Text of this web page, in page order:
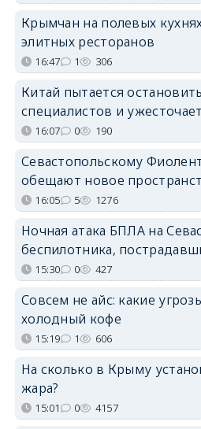
Крымчан на полевых
элитных ресторанов
16:47 1 306
Китай пытается
специалистов и
16:07 0 190
Севастопольскому
обещают новое
16:05 5 1276
Ночная атака БПЛА на
беспилотника,
15:30 0 427
Совсем не айс: какие
холодный кофе
15:19 1 606
На сколько в Крыму
жара?
15:01 0 4157